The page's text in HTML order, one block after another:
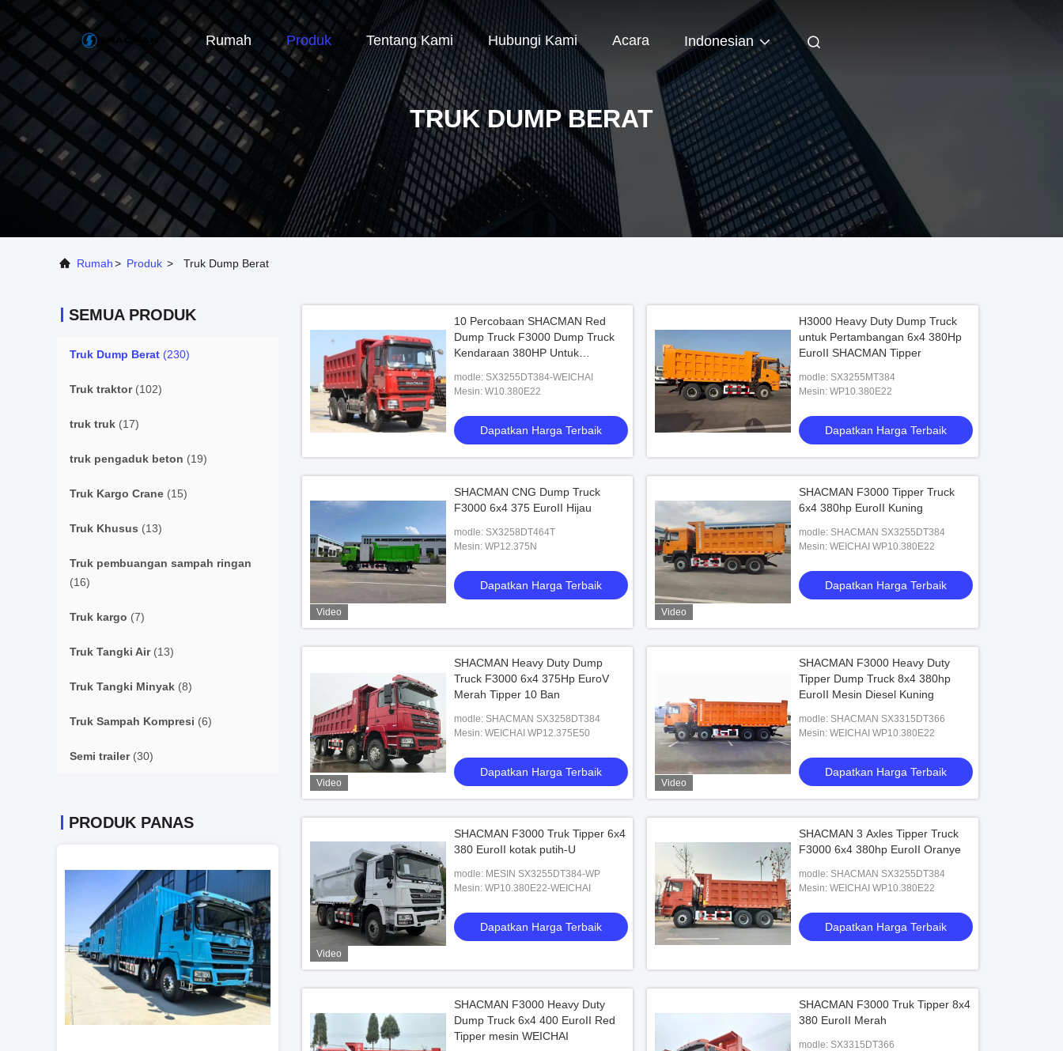
Rumah Produk Tentang Kami Hubungi Kami Acara Indonesian
TRUK DUMP BERAT
Rumah> Produk > Truk Dump Berat
SEMUA PRODUK
Truk Dump Berat (230)
Truk traktor(102)
truk truk (17)
truk pengaduk beton (19)
Truk Kargo Crane (15)
Truk Khusus (13)
Truk pembuangan sampah ringan
(16)
Truk kargo (7)
Truk Tangki Air(13)
Truk Tangki Minyak (8)
Truk Sampah Kompresi (6)
Semi trailer(30)
PRODUK PANAS
10 Percobaan SHACMAN Red
Dump Truck F3000 Dump Truck
Kendaraan 380HP Untuk
modle: SX3255DT384-WEICHAI
Mesin: W10.380E22
Dapatkan Harga Terbaik
H3000 Heavy Duty Dump Truck
untuk Pertambangan 6x4 380Hp
EuroII SHACMAN Tipper
modle: SX3255MT384
Mesin: WP10.380E22
Dapatkan Harga Terbaik
Video
SHACMAN CNG Dump Truck
F3000 6x4 375 EuroII Hijau
modle: SX3258DT464T
Mesin: WP12.375N
Dapatkan Harga Terbaik
Video
SHACMAN F3000 Tipper Truck
6x4 380hp EuroII Kuning
modle: SHACMAN SX3255DT384
Mesin: WEICHAI WP10.380E22
Dapatkan Harga Terbaik
Video
SHACMAN Heavy Duty Dump
Truck F3000 6x4 375Hp EuroV
Merah Tipper 10 Ban
modle: SHACMAN SX3258DT384
Mesin: WEICHAI WP12.375E50
Dapatkan Harga Terbaik
Video
SHACMAN F3000 Heavy Duty
Tipper Dump Truck 8x4 380hp
EuroII Mesin Diesel Kuning
modle: SHACMAN SX3315DT366
Mesin: WEICHAI WP10.380E22
Dapatkan Harga Terbaik
Video
SHACMAN F3000 Truk Tipper 6x4
380 EuroII kotak putih-U
modle: MESIN SX3255DT384-WP
Mesin: WP10.380E22-WEICHAI
Dapatkan Harga Terbaik
SHACMAN 3 Axles Tipper Truck
F3000 6x4 380hp EuroII Oranye
modle: SHACMAN SX3255DT384
Mesin: WEICHAI WP10.380E22
Dapatkan Harga Terbaik
SHACMAN F3000 Heavy Duty
Dump Truck 6x4 400 EuroII Red
Tipper mesin WEICHAI
SHACMAN F3000 Truk Tipper 8x4
380 EuroII Merah
modle: SX3315DT366